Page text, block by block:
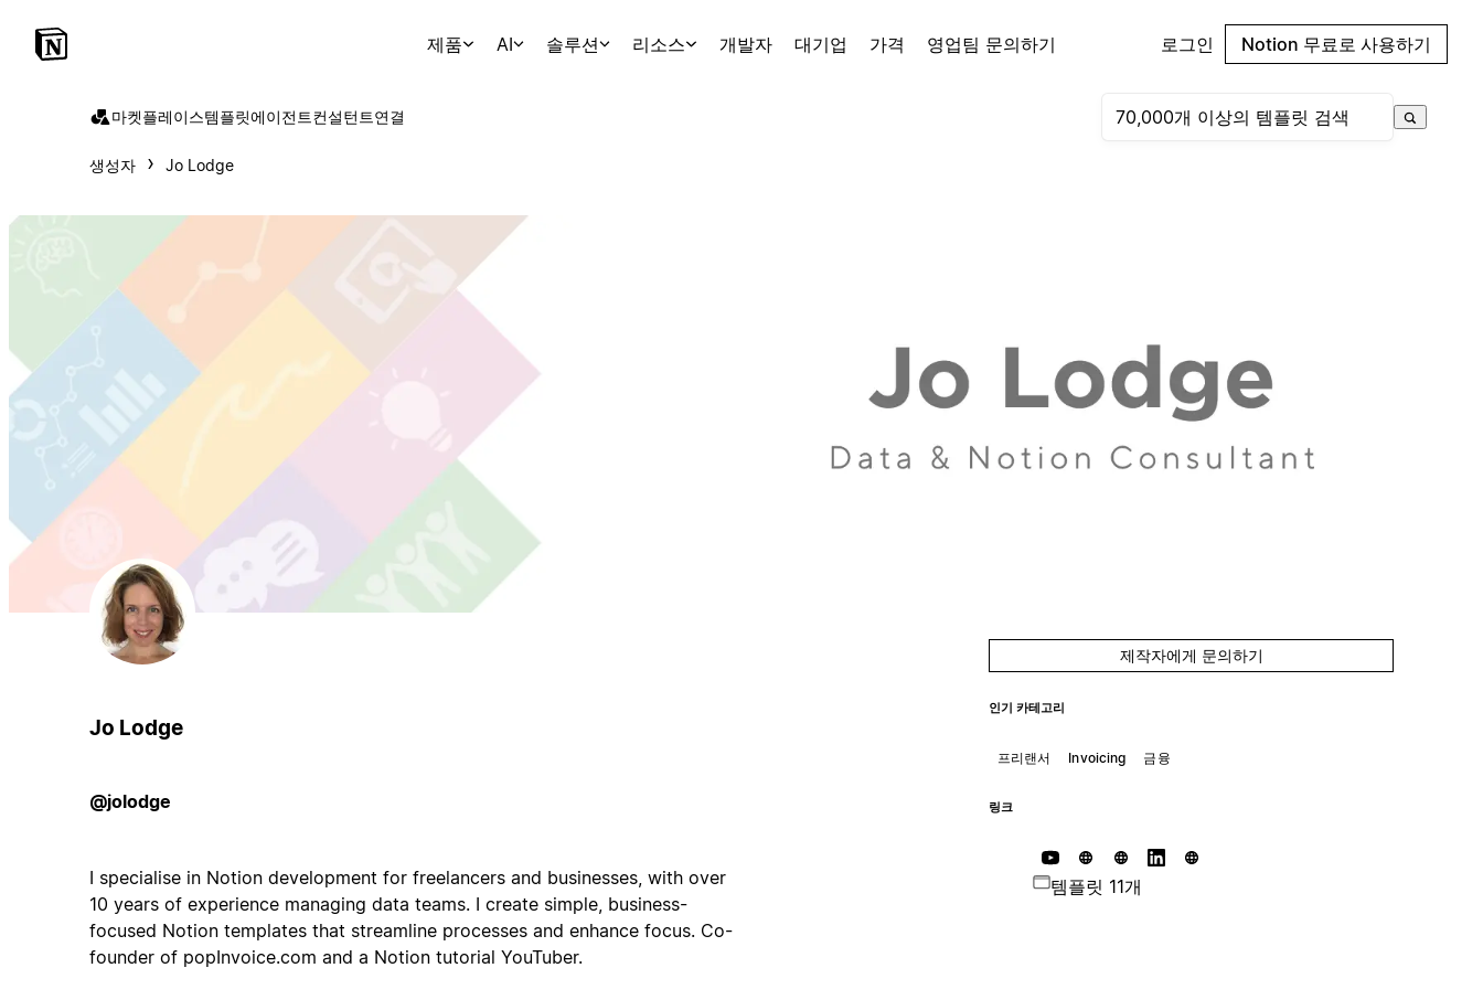
제품 AI 솔루션 리소스 개발자 대기업 가격 영업팀 문의하기 로그인 Notion 무료로 사용하기
마켓플레이스템플릿에이전트컨설턴트연결
생성자 Jo Lodge
Jo Lodge
@jolodge
I specialise in Notion development for freelancers and businesses, with over
10 years of experience managing data teams. I create simple, business-
focused Notion templates that streamline processes and enhance focus. Co-
founder of popInvoice.com and a Notion tutorial YouTuber.
제작자에게 문의하기
인기 카테고리
프리랜서 Invoicing 금융
링크
템플릿 11개